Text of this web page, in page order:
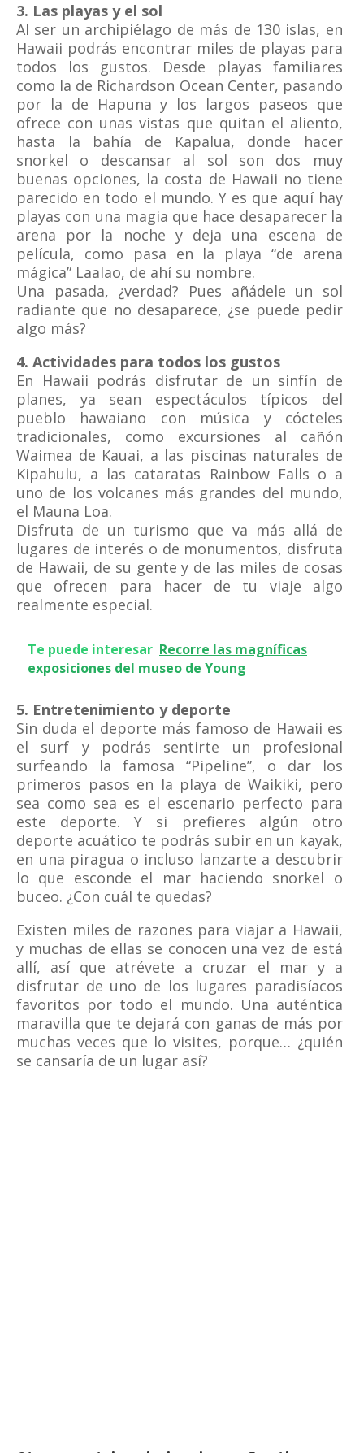
3. Las playas y el sol
Al ser un archipiélago de más de 130 islas, en
Hawaii podrás encontrar miles de playas para
todos los gustos. Desde playas familiares
como la de Richardson Ocean Center, pasando
por la de Hapuna y los largos paseos que
ofrece con unas vistas que quitan el aliento,
hasta la bahía de Kapalua, donde hacer
snorkel o descansar al sol son dos muy
buenas opciones, la costa de Hawaii no tiene
parecido en todo el mundo. Y es que aquí hay
playas con una magia que hace desaparecer la
arena por la noche y deja una escena de
película, como pasa en la playa “de arena
mágica” Laalao, de ahí su nombre.
Una pasada, ¿verdad? Pues añádele un sol
radiante que no desaparece, ¿se puede pedir
algo más?
4. Actividades para todos los gustos
En Hawaii podrás disfrutar de un sinfín de
planes, ya sean espectáculos típicos del
pueblo hawaiano con música y cócteles
tradicionales, como excursiones al cañón
Waimea de Kauai, a las piscinas naturales de
Kipahulu, a las cataratas Rainbow Falls o a
uno de los volcanes más grandes del mundo,
el Mauna Loa.
Disfruta de un turismo que va más allá de
lugares de interés o de monumentos, disfruta
de Hawaii, de su gente y de las miles de cosas
que ofrecen para hacer de tu viaje algo
realmente especial.
Te puede interesar Recorre las magníficas
exposiciones del museo de Young
5. Entretenimiento y deporte
Sin duda el deporte más famoso de Hawaii es
el surf y podrás sentirte un profesional
surfeando la famosa “Pipeline”, o dar los
primeros pasos en la playa de Waikiki, pero
sea como sea es el escenario perfecto para
este deporte. Y si prefieres algún otro
deporte acuático te podrás subir en un kayak,
en una piragua o incluso lanzarte a descubrir
lo que esconde el mar haciendo snorkel o
buceo. ¿Con cuál te quedas?
Existen miles de razones para viajar a Hawaii,
y muchas de ellas se conocen una vez de está
allí, así que atrévete a cruzar el mar y a
disfrutar de uno de los lugares paradisíacos
favoritos por todo el mundo. Una auténtica
maravilla que te dejará con ganas de más por
muchas veces que lo visites, porque… ¿quién
se cansaría de un lugar así?